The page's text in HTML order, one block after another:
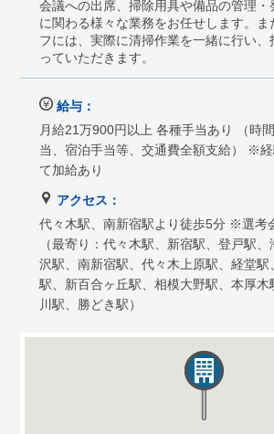
会議への出席、掃除用具や備品の管理・
に関わる様々な業務をお任せします。ま
フには、実際に清掃作業を一緒に行い、
っていただきます。
給与：
月給21万900円以上 各種手当あり （時
当、宿泊手当等、交通費全額支給） ※
て加給あり
アクセス：
代々木駅、南新宿駅より徒歩5分 ※選考
（最寄り：代々木駅、新宿駅、登戸駅
沢駅、南新宿駅、代々木上原駅、経堂駅
駅、新百合ヶ丘駅、相模大野駅、本厚木
川駅、勝どき駅）